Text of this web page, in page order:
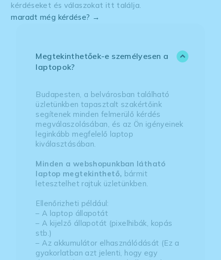
kérdéseket és válaszokat itt találja.
maradt még kérdése? →
Megtekinthetőek-e személyesen a
laptopok?
Budapesten, a belvárosban található
üzletünkben tapasztalt szakértőink
segítenek minden felmerülő kérdés
megválaszolásában, és az Ön igényeinek
leginkább megfelelő laptop
kiválasztásában.
Minden a webshopunkban látható
laptop megtekinthető, bármit
letesztelhet rajtuk üzletünkben.
Ellenőrizheti például:
– A laptop állapotát
– A kijelző állapotát (pixelhibák, kopás
stb.)
– Az akkumulátor elhasználódását (Ez a
gyakorlatban azt jelenti, hogy egy